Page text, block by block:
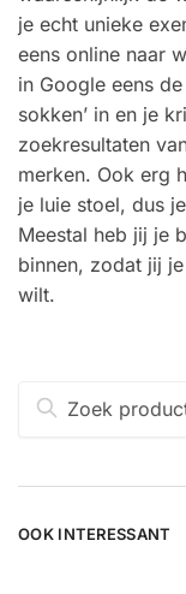
je echt unieke
eens online naar
in Google eens
sokken’ in en je
zoekresultaten
merken. Ook erg
je luie stoel, dus
Meestal heb jij je
binnen, zodat jij
wilt.
Zoeken
naar:
OOK INTERESSANT